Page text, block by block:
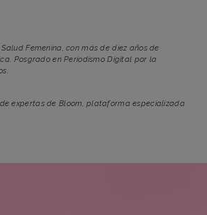
Femenina, con más de diez años de
Posgrado en Periodismo Digital por la
expertas de Bloom, plataforma especializada